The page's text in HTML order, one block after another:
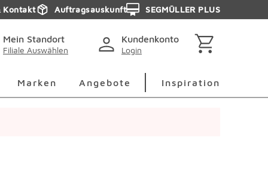
Kontakt Auftragsauskunft SEGMÜLLER PLUS
Mein Standort
Filiale Auswählen
Kundenkonto
Login
Marken
Marken Überspringen
Angebote Inspiration